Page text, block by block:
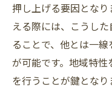
押し上げる要因とな
える際には、こうし
ることで、他とは一
が可能です。地域特
を行うことが鍵となり